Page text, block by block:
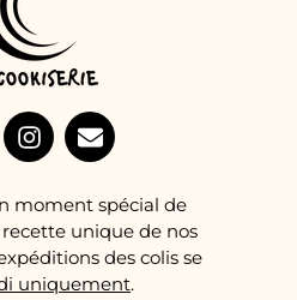
moment spécial de
unique de nos
des colis se
uniquement.